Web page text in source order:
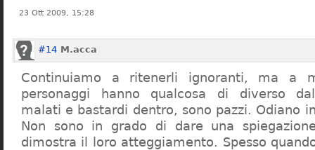
23 Ott 2009, 15:28
#14 M.acca
Continuiamo a ritenerli ignoranti, ma a
personaggi hanno qualcosa di diverso
malati e bastardi dentro, sono pazzi. Odiano
Non sono in grado di dare una
dimostra il loro atteggiamento. Spesso